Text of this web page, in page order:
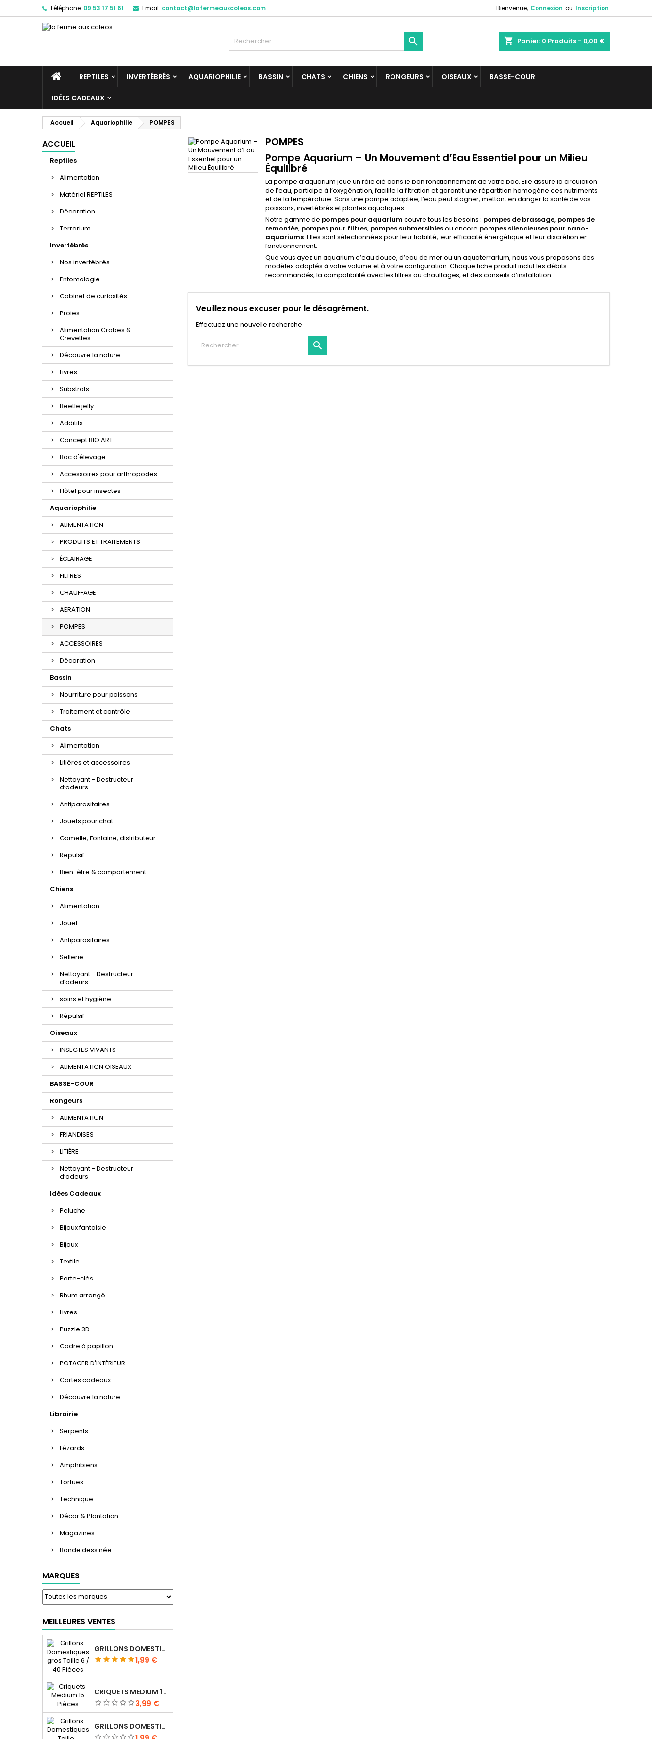
Téléphone: 09 53 17 51 61 Email: contact@lafermeauxcoleos.com Bienvenue, Connexion ou Inscription
shopping_cart Panier: 0 Produits - 0,00 €

REPTILES INVERTÉBRÉS AQUARIOPHILIE BASSIN CHATS CHIENS RONGEURS OISEAUX BASSE-COUR
IDÉES CADEAUX
Accueil Aquariophilie POMPES
ACCUEIL
Reptiles
Alimentation
Matériel REPTILES
Décoration
Terrarium
Invertébrés
Nos invertébrés
Entomologie
Cabinet de curiosités
Proies
Alimentation Crabes &
Crevettes
Découvre la nature
Livres
Substrats
Beetle jelly
Additifs
Concept BIO ART
Bac d'élevage
Accessoires pour arthropodes
Hôtel pour insectes
Aquariophilie
ALIMENTATION
PRODUITS ET TRAITEMENTS
ÉCLAIRAGE
FILTRES
CHAUFFAGE
AERATION
POMPES
ACCESSOIRES
Décoration
Bassin
Nourriture pour poissons
Traitement et contrôle
Chats
Alimentation
Litières et accessoires
Nettoyant - Destructeur
d’odeurs
Antiparasitaires
Jouets pour chat
Gamelle, Fontaine, distributeur
Répulsif
Bien-être & comportement
Chiens
Alimentation
Jouet
Antiparasitaires
Sellerie
Nettoyant - Destructeur
d’odeurs
soins et hygiène
Répulsif
Oiseaux
INSECTES VIVANTS
ALIMENTATION OISEAUX
BASSE-COUR
Rongeurs
ALIMENTATION
FRIANDISES
LITIÈRE
Nettoyant - Destructeur
d’odeurs
Idées Cadeaux
Peluche
Bijoux fantaisie
Bijoux
Textile
Porte-clés
Rhum arrangé
Livres
Puzzle 3D
Cadre à papillon
POTAGER D'INTÉRIEUR
Cartes cadeaux
Découvre la nature
Librairie
Serpents
Lézards
Amphibiens
Tortues
Technique
Décor & Plantation
Magazines
Bande dessinée
MARQUES
MEILLEURES VENTES
GRILLONS DOMESTIQUES GROS TAILLE 6 / 40 PIÈCES
Prix
1,99 €
CRIQUETS MEDIUM 15 PIÈCES
Prix
3,99 €
GRILLONS DOMESTIQUES TAILLE 4 / 70 PIÈCES
POMPES
Pompe Aquarium – Un Mouvement d’Eau Essentiel pour un Milieu
Équilibré
La pompe d’aquarium joue un rôle clé dans le bon fonctionnement de votre bac. Elle assure la circulation
de l’eau, participe à l’oxygénation, facilite la filtration et garantit une répartition homogène des nutriments
et de la température. Sans une pompe adaptée, l’eau peut stagner, mettant en danger la santé de vos
poissons, invertébrés et plantes aquatiques.
Notre gamme de pompes pour aquarium couvre tous les besoins : pompes de brassage, pompes de
remontée, pompes pour filtres, pompes submersiblesou encore pompes silencieuses pour nano-
aquariums. Elles sont sélectionnées pour leur fiabilité, leur efficacité énergétique et leur discrétion en
fonctionnement.
Que vous ayez un aquarium d’eau douce, d’eau de mer ou un aquaterrarium, nous vous proposons des
modèles adaptés à votre volume et à votre configuration. Chaque fiche produit inclut les débits
recommandés, la compatibilité avec les filtres ou chauffages, et des conseils d’installation.
Veuillez nous excuser pour le désagrément.
Effectuez une nouvelle recherche
